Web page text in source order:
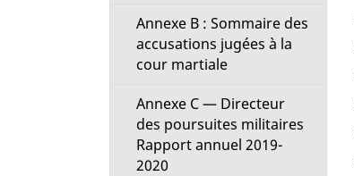
Annexe B : Sommaire des
accusations jugées à la
cour martiale
Annexe C — Directeur
des poursuites militaires
Rapport annuel 2019-
2020